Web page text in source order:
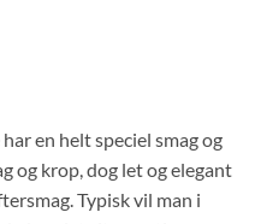
en helt speciel smag og
og krop, dog let og elegant
Typisk vil man i